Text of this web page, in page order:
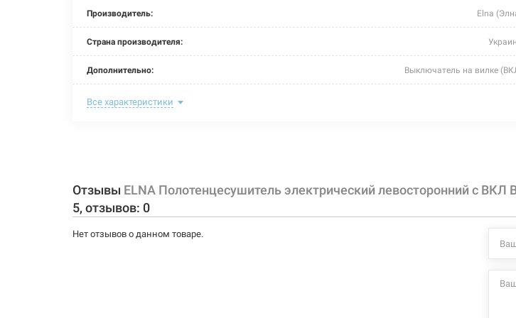
Производитель: Elna
Страна производителя:
Дополнительно: Выключатель на вилке
Цвет:
525
Мощность:
Максимальная температура:
Все характеристики
Отзывы ELNA Полотенцесушитель электрический левосторонний с
5, отзывов: 0
Нет отзывов о данном товаре.